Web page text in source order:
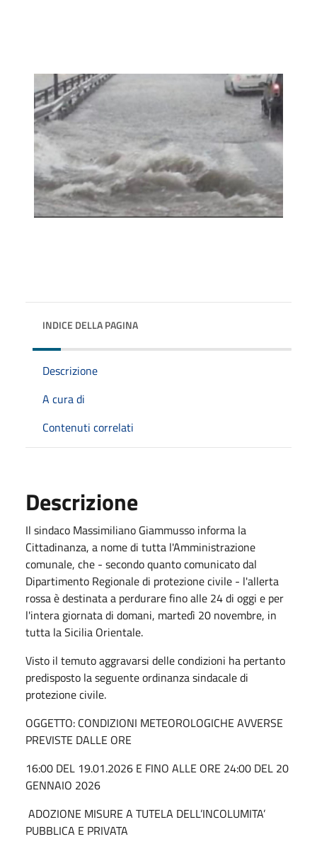
INDICE DELLA PAGINA
Descrizione
A cura di
Contenuti correlati
Descrizione
Il sindaco Massimiliano Giammusso informa la
Cittadinanza, a nome di tutta l'Amministrazione
comunale, che - secondo quanto comunicato dal
Dipartimento Regionale di protezione civile - l'allerta
rossa è destinata a perdurare fino alle 24 di oggi e per
l'intera giornata di domani, martedì 20 novembre, in
tutta la Sicilia Orientale.
Visto il temuto aggravarsi delle condizioni ha pertanto
predisposto la seguente ordinanza sindacale di
protezione civile.
OGGETTO: CONDIZIONI METEOROLOGICHE AVVERSE
PREVISTE DALLE ORE
16:00 DEL 19.01.2026 E FINO ALLE ORE 24:00 DEL 20
GENNAIO 2026
ADOZIONE MISURE A TUTELA DELL’INCOLUMITA’
PUBBLICA E PRIVATA